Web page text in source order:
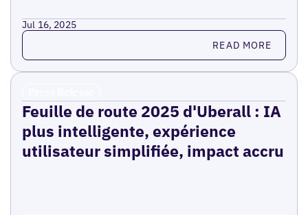
Jul 16, 2025
Read more READ MORE
Feuille de route 2025 d'Uberall : IA
plus intelligente, expérience
utilisateur simplifiée, impact accru